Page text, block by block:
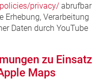
privacy/ abrufbar
Erhebung, Verarbeitung
Daten durch YouTube
zu Einsatz
Maps